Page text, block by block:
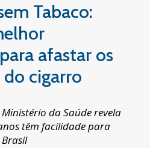
Tabaco:
afastar os
cigarro
da Saúde revela
têm facilidade para